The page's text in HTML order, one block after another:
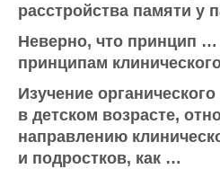
расстройства памяти у
Неверно, что принцип …
принципам
Изучение
в детском возрасте,
направлению
и подростков, как …